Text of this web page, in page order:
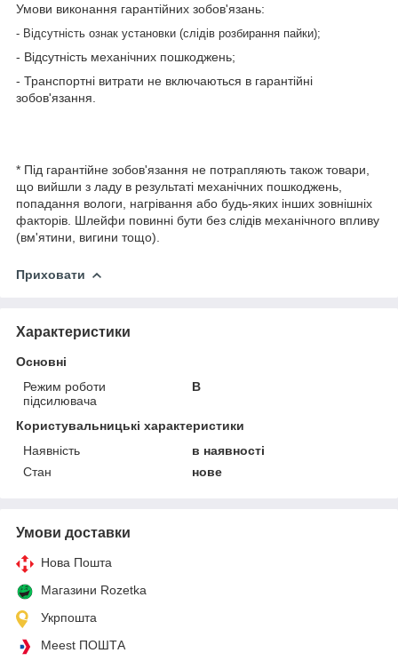
Умови виконання гарантійних зобов'язань:
- Відсутність ознак установки (слідів розбирання пайки);
- Відсутність механічних пошкоджень;
- Транспортні витрати не включаються в гарантійні
зобов'язання.
* Під гарантійне зобов'язання не потрапляють також товари,
що вийшли з ладу в результаті механічних пошкоджень,
попадання вологи, нагрівання або будь-яких інших зовнішніх
факторів. Шлейфи повинні бути без слідів механічного впливу
(вм'ятини, вигини тощо).
Приховати
Характеристики
Основні
Режим роботи
підсилювача
В
Користувальницькі характеристики
Наявність
в наявності
Стан
нове
Умови доставки
Нова Пошта
Магазини Rozetka
Укрпошта
Meest ПОШТА